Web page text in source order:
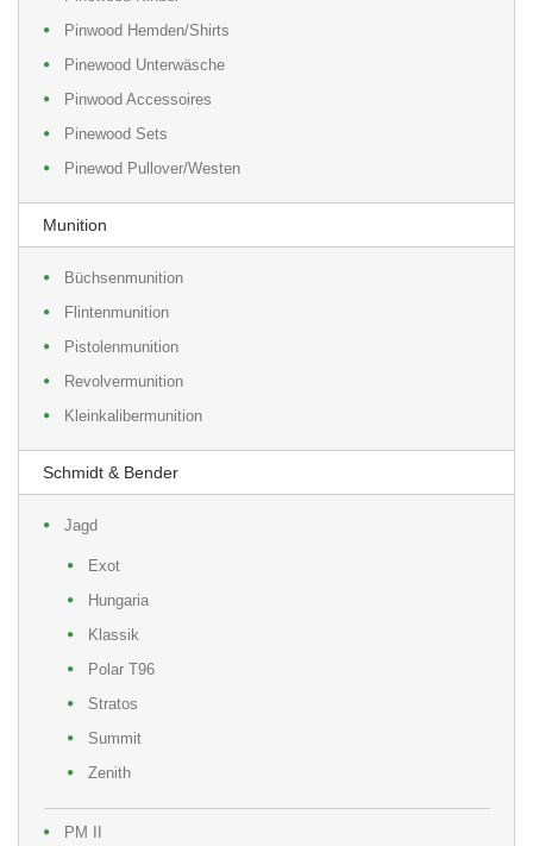
Pinwood Hemden/Shirts
Pinewood Unterwäsche
Pinwood Accessoires
Pinewood Sets
Pinewod Pullover/Westen
Munition
Büchsenmunition
Flintenmunition
Pistolenmunition
Revolvermunition
Kleinkalibermunition
Schmidt & Bender
Jagd
Exot
Hungaria
Klassik
Polar T96
Stratos
Summit
Zenith
PM II